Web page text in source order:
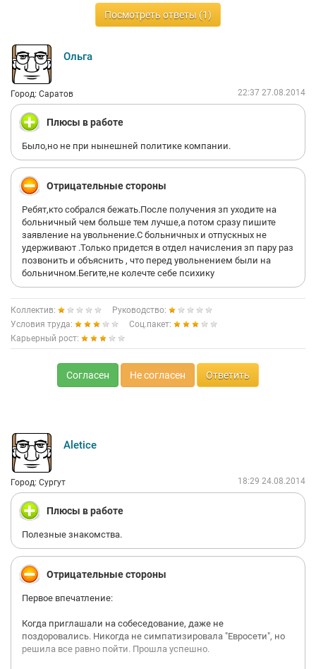
Посмотреть ответы (1)
Ольга
Город: Саратов 22:37 27.08.2014
Плюсы в работе
Было,но не при нынешней политике компании.
Отрицательные стороны
Ребят,кто собрался бежать.После получения зп уходите на
больничный чем больше тем лучше,а потом сразу пишите
заявление на увольнение.С больничных и отпускных не
удерживают .Только придется в отдел начисления зп пару раз
позвонить и объяснить , что перед увольнением были на
больничном.Бегите,не колечте себе психику
Коллектив:
Руководство:
Условия труда:
Соц.пакет:
Карьерный рост:
Согласен Не согласен Ответить
Aletice
Город: Сургут 18:29 24.08.2014
Плюсы в работе
Полезные знакомства.
Отрицательные стороны
Первое впечатление:
Когда приглашали на собеседование, даже не
поздоровались. Никогда не симпатизировала "Евросети", но
решила все равно пойти. Прошла успешно.